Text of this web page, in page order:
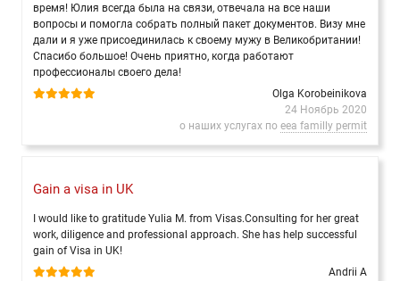
время! Юлия всегда была на связи, отвечала на все наши
вопросы и помогла собрать полный пакет документов. Визу мне
дали и я уже присоединилась к своему мужу в Великобритании!
Спасибо большое! Очень приятно, когда работают
профессионалы своего дела!
Olga Korobeinikova
24 Ноябрь 2020
о наших услугах по eea familly permit
Gain a visa in UK
I would like to gratitude Yulia M. from Visas.Consulting for her great
work, diligence and professional approach. She has help successful
gain of Visa in UK!
Andrii A